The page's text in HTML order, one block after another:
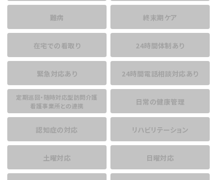
難病 終末期ケア
在宅での看取り 24時間体制あり
緊急対応あり 24時間電話相談対応あり
定期巡回・随時対応型訪問介護
看護事業所との連携
日常の健康管理
認知症の対応 リハビリテーション
土曜対応 日曜対応